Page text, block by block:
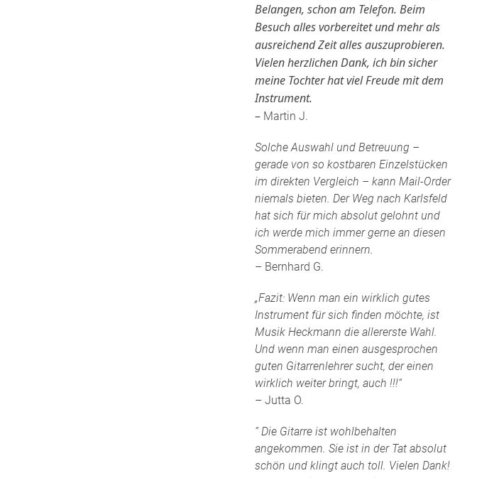
Belangen, schon am Telefon. Beim
Besuch alles vorbereitet und mehr als
ausreichend Zeit alles auszuprobieren.
Vielen herzlichen Dank, ich bin sicher
meine Tochter hat viel Freude mit dem
Instrument.
– Martin J.
Solche Auswahl und Betreuung –
gerade von so kostbaren Einzelstücken
im direkten Vergleich – kann Mail-Order
niemals bieten. Der Weg nach Karlsfeld
hat sich für mich absolut gelohnt und
ich werde mich immer gerne an diesen
Sommerabend erinnern.
– Bernhard G.
„Fazit: Wenn man ein wirklich gutes
Instrument für sich finden möchte, ist
Musik Heckmann die allererste Wahl.
Und wenn man einen ausgesprochen
guten Gitarrenlehrer sucht, der einen
wirklich weiter bringt, auch !!!“
– Jutta O.
“ Die Gitarre ist wohlbehalten
angekommen. Sie ist in der Tat absolut
schön und klingt auch toll. Vielen Dank!